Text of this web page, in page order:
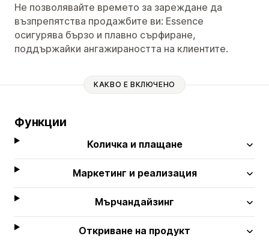
Не позволявайте времето за зареждане да
възпрепятства продажбите ви: Essence
осигурява бързо и плавно сърфиране,
поддържайки ангажираността на клиентите.
КАКВО Е ВКЛЮЧЕНО
Функции
Количка и плащане
Маркетинг и реализация
Мърчандайзинг
Откриване на продукт